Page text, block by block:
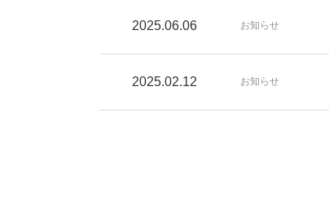
2025.06.06 お知らせ
2025.02.12 お知らせ